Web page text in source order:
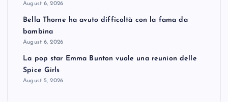
August 6, 2026
Bella Thorne ha avuto difficoltà con la fama da
bambina
August 6, 2026
La pop star Emma Bunton vuole una reunion delle
Spice Girls
August 5, 2026